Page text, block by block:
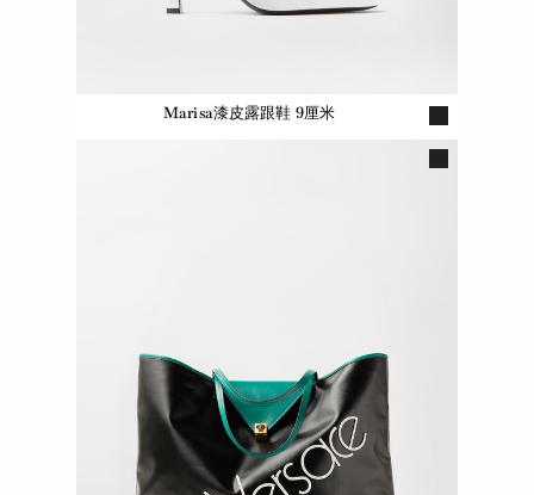
Marisa漆皮露跟鞋 9厘米